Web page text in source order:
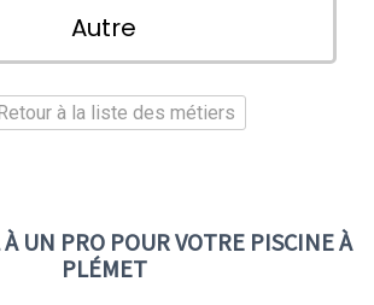
Autre
à la liste des métiers
UN PRO POUR VOTRE PISCINE À
PLÉMET